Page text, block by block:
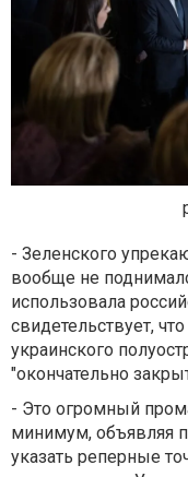
- Зеленского
вообще не
использовала
свидетельствует,
украинского
"окончательно
- Это огромный
минимум, объявляя
указать реперные